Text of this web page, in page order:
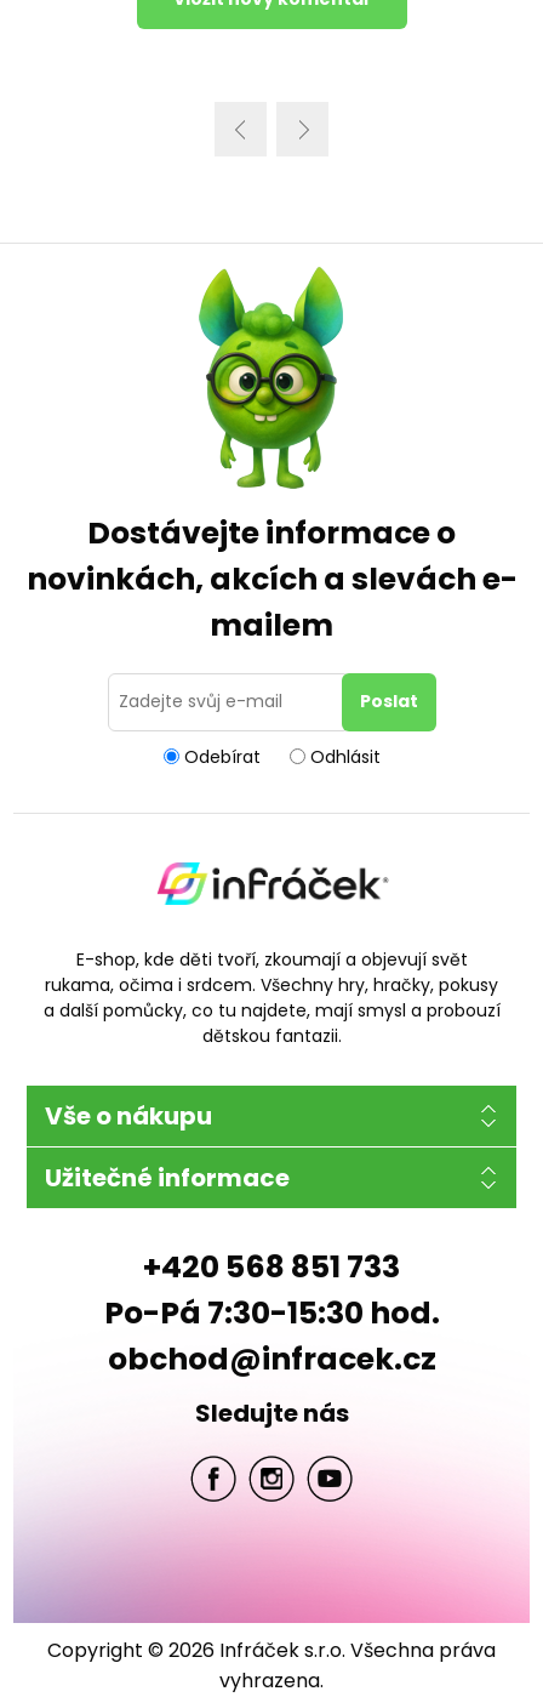
Dostávejte informace o
novinkách, akcích a slevách e-
mailem
Odebírat Odhlásit
E-shop, kde děti tvoří, zkoumají a objevují svět
rukama, očima i srdcem. Všechny hry, hračky, pokusy
a další pomůcky, co tu najdete, mají smysl a probouzí
dětskou fantazii.
Vše o nákupu
Užitečné informace
+420 568 851 733
Po-Pá 7:30-15:30 hod.
obchod@infracek.cz
Sledujte nás
Copyright © 2026 Infráček s.r.o. Všechna práva
vyhrazena.